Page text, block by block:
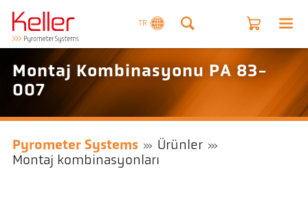
TR
Montaj Kombinasyonu PA 83-
007
Pyrometer Systems
Ürünler
Montaj kombinasyonları